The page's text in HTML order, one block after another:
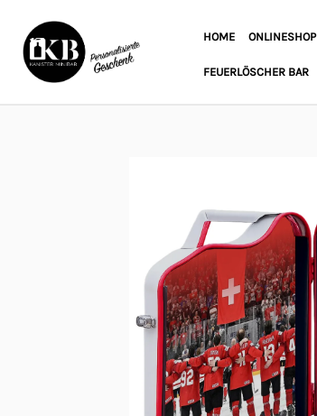
Inhalt
springen
HOME ONLINESHOP
FEUERLÖSCHER BAR